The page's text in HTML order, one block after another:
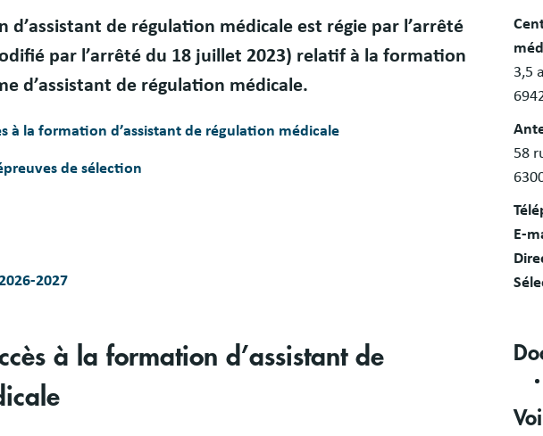
d’assistant de régulation médicale est régie par l’arrêté
par l’arrêté du 18 juillet 2023) relatif à la formation
d’assistant de régulation médicale.
à la formation d’assistant de régulation médicale
de sélection
2027
à la formation d’assistant de
3,5
58
E-